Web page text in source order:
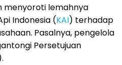
menyoroti lemahnya
Indonesia (KAI) terhadap
Pasalnya, pengelola
Persetujuan